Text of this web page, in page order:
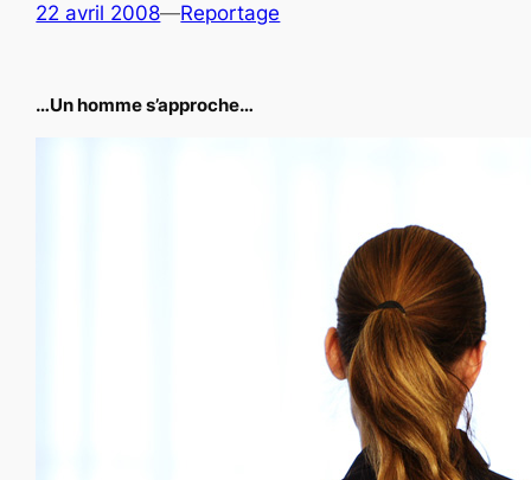
22 avril 2008—Reportage
…Un homme s’approche…